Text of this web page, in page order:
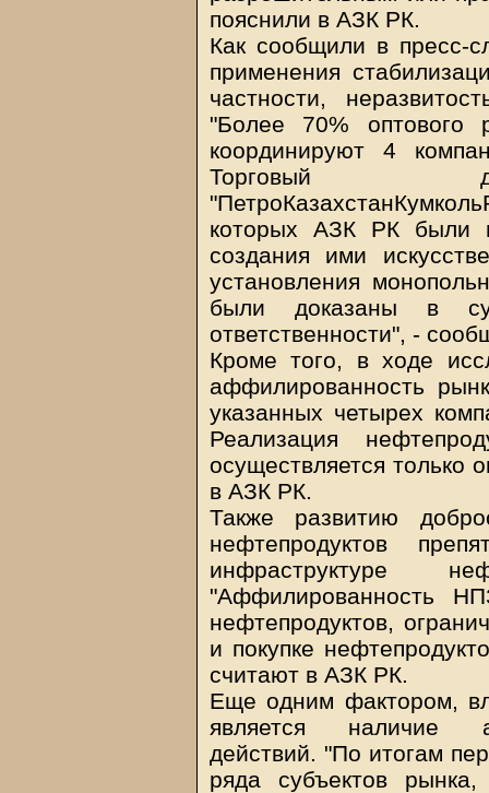
пояснили в АЗК РК.
Как сообщили в пресс-
применения
частности,
"Более 70% оптового
координируют 4
Торговый
которых АЗК РК были
создания ими
установления
были доказаны в
ответственности", -
Кроме того, в ходе
аффилированность
указанных четырех
Реализация
осуществляется только
в АЗК РК.
Также развитию
нефтепродуктов
инфраструктуре
"Аффилированность
нефтепродуктов,
и покупке
считают в АЗК РК.
Еще одним фактором,
является наличие
действий. "По итогам
ряда субъектов